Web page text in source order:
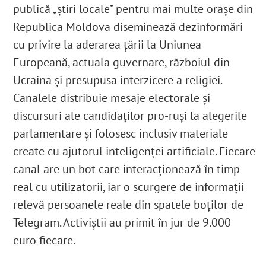
publică „știri locale” pentru mai multe orașe din
Republica Moldova diseminează dezinformări
cu privire la aderarea țării la Uniunea
Europeană, actuala guvernare, războiul din
Ucraina și presupusa interzicere a religiei.
Canalele distribuie mesaje electorale și
discursuri ale candidaților pro-ruși la alegerile
parlamentare și folosesc inclusiv materiale
create cu ajutorul inteligenței artificiale. Fiecare
canal are un bot care interacționează în timp
real cu utilizatorii, iar o scurgere de informații
relevă persoanele reale din spatele boților de
Telegram. Activiștii au primit în jur de 9.000
euro fiecare.